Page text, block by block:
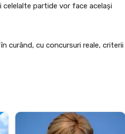
celelalte partide vor face același
curând, cu concursuri reale, criterii